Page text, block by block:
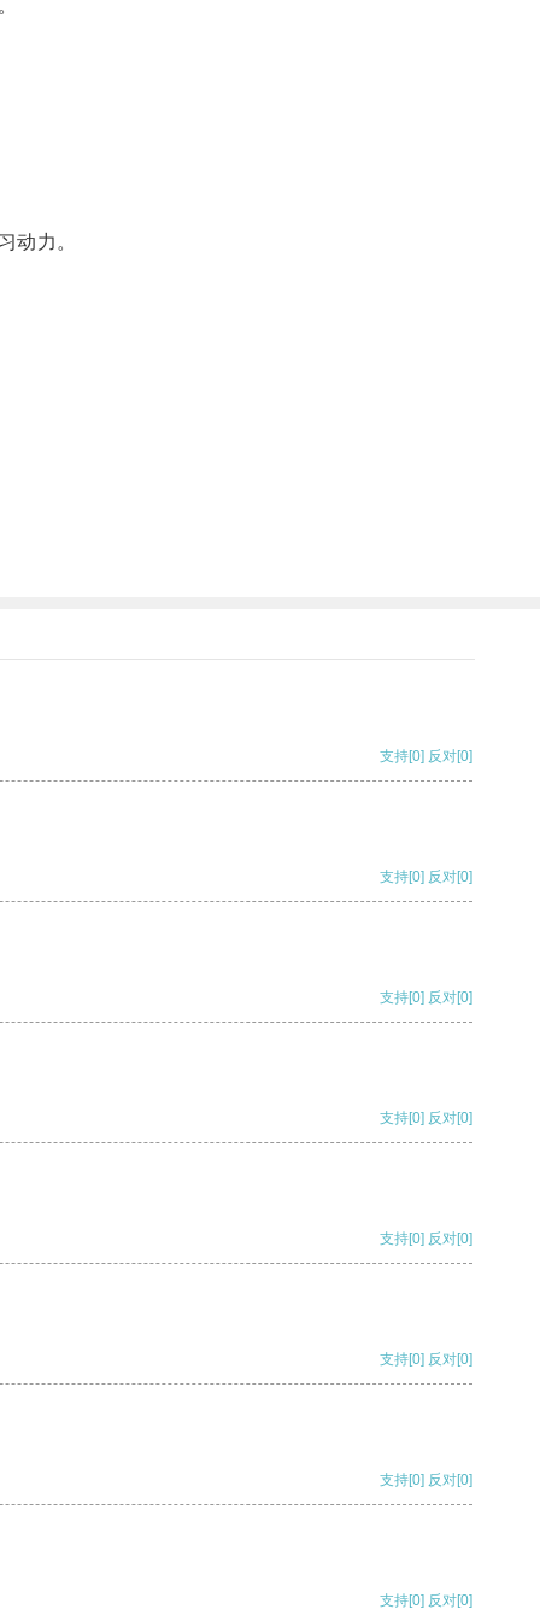
动力。
支持[0] 反对[0]
支持[0] 反对[0]
支持[0] 反对[0]
支持[0] 反对[0]
支持[0] 反对[0]
支持[0] 反对[0]
支持[0] 反对[0]
支持[0] 反对[0]